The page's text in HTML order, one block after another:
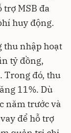
MSB đa
huy động.
thu nhập hoạt
tỷ đồng,
Trong đó, thu
11%. Dù
năm trước và
để hỗ trợ